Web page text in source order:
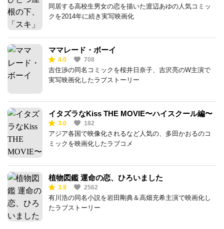
同居する高校生男女の恋を描いた渡辺あゆの人気コミッ
クを2014年に続き実写映画化
ママレード・ボーイ
4.0 708
吉住渉の同名コミックを桜井日奈子、吉沢亮のW主演で
実写映画化したラブストーリー
イタズラなKiss THE MOVIE〜ハイスクール編〜
3.0 182
アジア各国で映像化されるなど人気の、多田かおるのコ
ミックを映画化したラブコメ
植物図鑑 運命の恋、ひろいました
3.9 2562
有川浩の同名小説を岩田剛典＆高畑充希主演で映画化し
たラブストーリー